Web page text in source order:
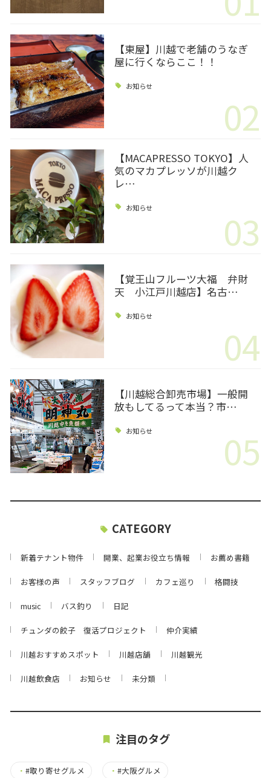
【東屋】川越で老舗のうなぎ
屋に行くならここ！！
お知らせ
02
【MACAPRESSO TOKYO】人
気のマカプレッソが川越ク
レ…
お知らせ 03
【覚王山フルーツ大福 弁財
天 小江戸川越店】名古…
お知らせ
04
【川越総合卸売市場】一般開
放もしてるって本当？市…
お知らせ 05
CATEGORY
新着テナント物件 開業、起業お役立ち情報 お薦め書籍
お客様の声 スタッフブログ カフェ巡り 格闘技
music バス釣り 日記
チュンダの餃子 復活プロジェクト 仲介実績
川越おすすめスポット 川越店舗 川越観光
川越飲食店 お知らせ 未分類
注目のタグ
・ #取り寄せグルメ ・#大阪グルメ